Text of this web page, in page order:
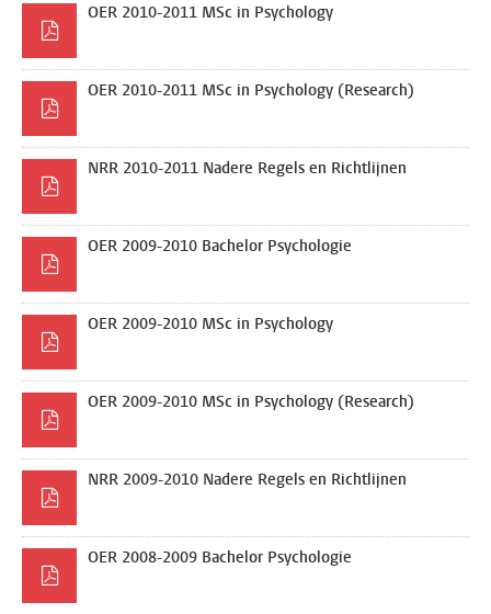
OER 2010-2011 MSc in Psychology
OER 2010-2011 MSc in Psychology (Research)
NRR 2010-2011 Nadere Regels en Richtlijnen
OER 2009-2010 Bachelor Psychologie
OER 2009-2010 MSc in Psychology
OER 2009-2010 MSc in Psychology (Research)
NRR 2009-2010 Nadere Regels en Richtlijnen
OER 2008-2009 Bachelor Psychologie